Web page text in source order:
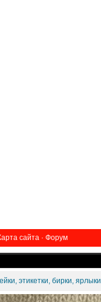
сайта · Форум
этикетки, бирки, ярлыки